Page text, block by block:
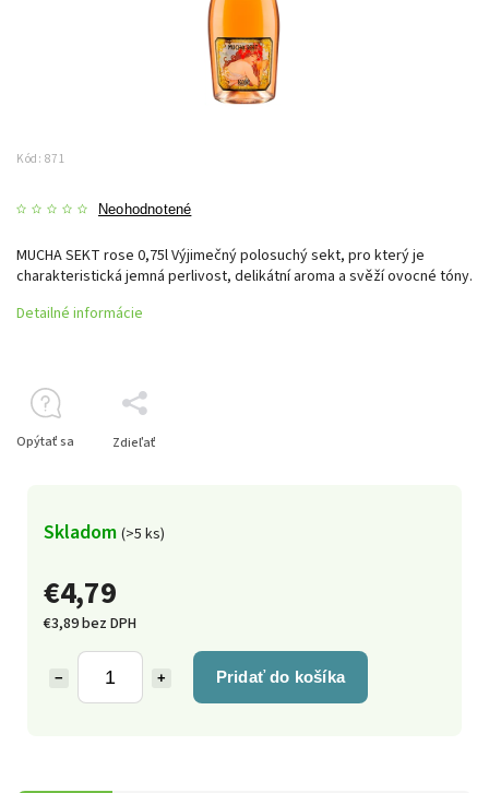
Kód: 871
Neohodnotené
€4,79
€3,89 bez DPH
+
− Pridať do košíka
Skladom (>5 ks)
MUCHA SEKT rose 0,75l Výjimečný polosuchý sekt, pro který je
charakteristická jemná perlivost, delikátní aroma a svěží ovocné tóny.
Detailné informácie
Opýtať sa Zdieľať